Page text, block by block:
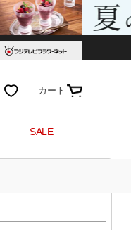
カート
SALE